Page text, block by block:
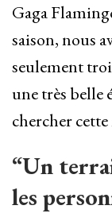
Gaga
saison, nous
seulement
une très belle
chercher
“Un
les